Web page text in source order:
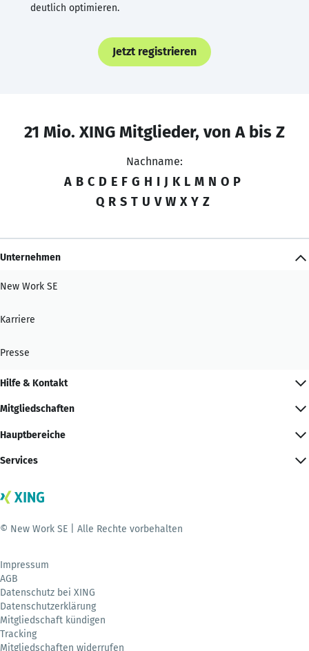
deutlich optimieren.
Jetzt registrieren
21 Mio. XING Mitglieder, von A bis Z
Nachname:
A B C D E F G H I J K L M N O P
Q R S T U V W X Y Z
Unternehmen
New Work SE
Karriere
Presse
Hilfe & Kontakt
Mitgliedschaften
Hauptbereiche
Services
© New Work SE | Alle Rechte vorbehalten
Impressum
AGB
Datenschutz bei XING
Datenschutzerklärung
Mitgliedschaft kündigen
Tracking
Mitgliedschaften widerrufen